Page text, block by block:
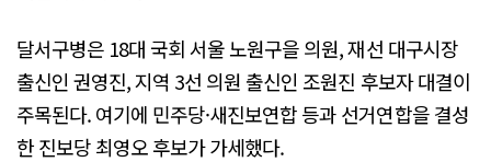
달서구병은 18대 국회 서울 노원구을 의원, 재선 대구시장
출신인 권영진, 지역 3선 의원 출신인 조원진 후보자 대결이
주목된다. 여기에 민주당·새진보연합 등과 선거연합을 결성
한 진보당 최영오 후보가 가세했다.